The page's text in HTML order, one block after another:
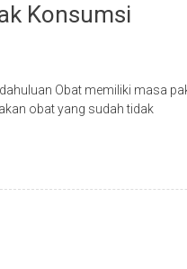
Konsumsi
Obat memiliki masa
obat yang sudah tidak